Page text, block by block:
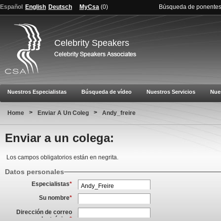
Español English Deutsch MyCsa (0) Búsqueda de ponentes
Celebrity Speakers
Nuestros Especialistas Búsqueda de vídeo Nuestros Servicios
Home > Enviar A Un Coleg > Andy_freire
Enviar a un colega:
Los campos obligatorios están en negrita.
Datos personales
Especialistas*
Su nombre*
Dirección de correo
electrónico *